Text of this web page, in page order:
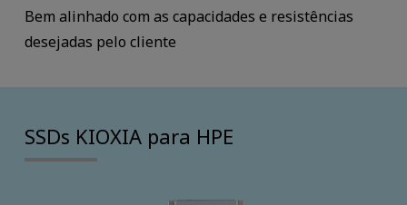
Bem alinhado com as capacidades e resistências
desejadas pelo cliente
SSDs KIOXIA para HPE